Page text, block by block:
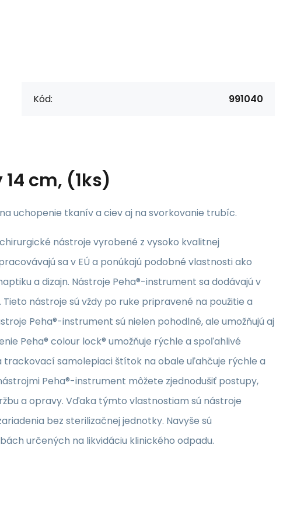
Kód: 991040
cm, (1ks)
uchopenie tkanív a ciev aj na svorkovanie trubíc.
nástroje vyrobené z vysoko kvalitnej
sa v EÚ a ponúkajú podobné vlastnosti ako
a dizajn. Nástroje Peha®-instrument sa dodávajú v
nástroje sú vždy po ruke pripravené na použitie a
Peha®-instrument sú nielen pohodlné, ale umožňujú aj
Peha® colour lock® umožňuje rýchle a spoľahlivé
samolepiaci štítok na obale uľahčuje rýchle a
Peha®-instrument môžete zjednodušiť postupy,
a opravy. Vďaka týmto vlastnostiam sú nástroje
bez sterilizačnej jednotky. Navyše sú
určených na likvidáciu klinického odpadu.